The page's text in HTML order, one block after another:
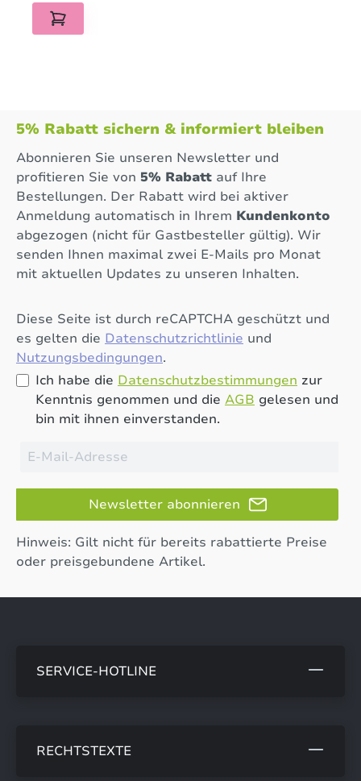
5% Rabatt sichern & informiert bleiben
Abonnieren Sie unseren Newsletter und
profitieren Sie von 5% Rabatt auf Ihre
Bestellungen. Der Rabatt wird bei aktiver
Anmeldung automatisch in Ihrem Kundenkonto
abgezogen (nicht für Gastbesteller gültig). Wir
senden Ihnen maximal zwei E-Mails pro Monat
mit aktuellen Updates zu unseren Inhalten.
Diese Seite ist durch reCAPTCHA geschützt und
es gelten die Datenschutzrichtlinie und
Nutzungsbedingungen.
Ich habe die Datenschutzbestimmungen zur
Kenntnis genommen und die AGB gelesen und
bin mit ihnen einverstanden.
Newsletter abonnieren
Hinweis: Gilt nicht für bereits rabattierte Preise
oder preisgebundene Artikel.
SERVICE-HOTLINE
RECHTSTEXTE